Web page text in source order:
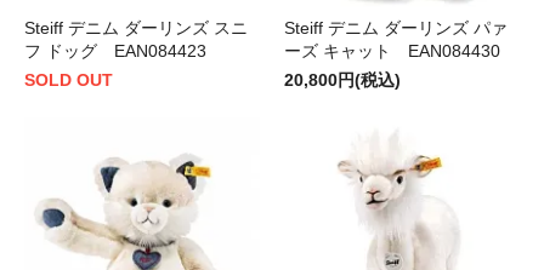
Steiff デニム ダーリンズ スニ
フ ドッグ EAN084423
SOLD OUT
Steiff デニム ダーリンズ パァ
ーズ キャット EAN084430
20,800円(税込)